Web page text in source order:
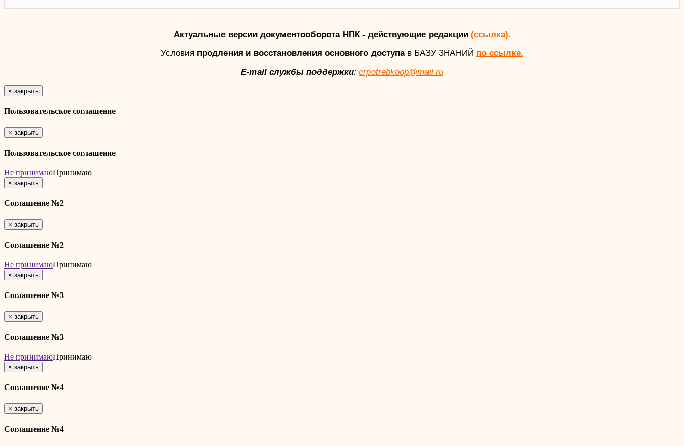
Актуальные версии документооборота НПК - действующие редакции (ссылка).
Условия продления и восстановления основного доступав БАЗУ ЗНАНИЙ по ссылке.
E-mail службы поддержки: crpotrebkoop@mail.ru
× закрыть
Пользовательское соглашение
× закрыть
Пользовательское соглашение
Не принимаюПринимаю
× закрыть
Соглашение №2
× закрыть
Соглашение №2
Не принимаюПринимаю
× закрыть
Соглашение №3
× закрыть
Соглашение №3
Не принимаюПринимаю
× закрыть
Соглашение №4
× закрыть
Соглашение №4